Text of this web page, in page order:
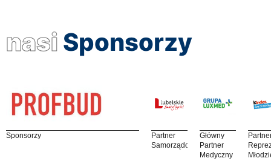
nasi Sponsorzy
Sponsorzy
Partner
Samorządowy
Główny
Partner
Medyczny